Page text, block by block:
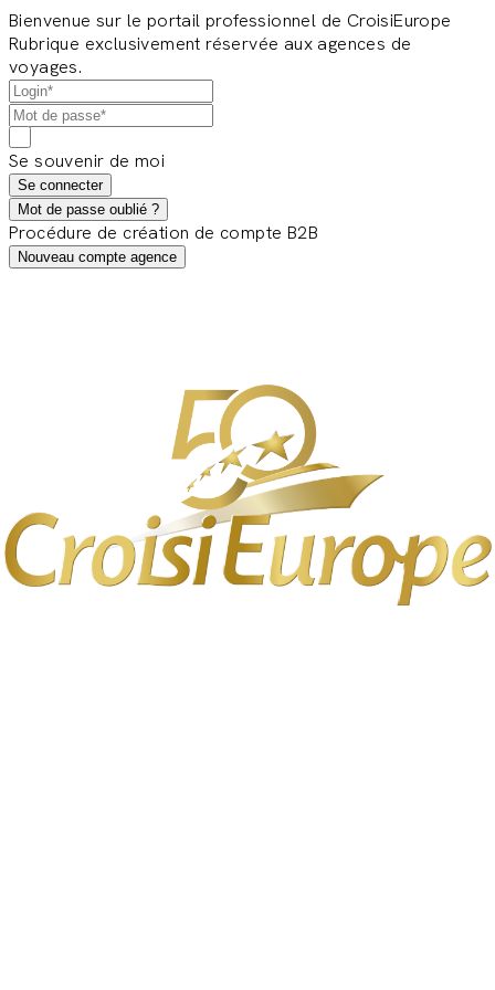
Bienvenue sur le portail professionnel de CroisiEurope
Rubrique exclusivement réservée aux agences de
voyages.
Se souvenir de moi
Se connecter
Mot de passe oublié ?
Procédure de création de compte B2B
Nouveau compte agence